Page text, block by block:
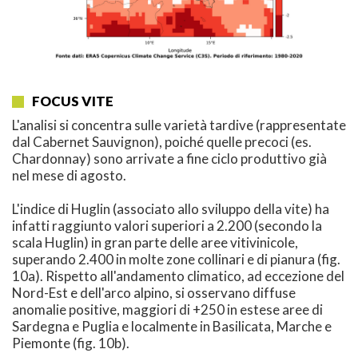
FOCUS VITE
L'analisi si concentra sulle varietà tardive (rappresentate
dal Cabernet Sauvignon), poiché quelle precoci (es.
Chardonnay) sono arrivate a fine ciclo produttivo già
nel mese di agosto.
L'indice di Huglin (associato allo sviluppo della vite) ha
infatti raggiunto valori superiori a 2.200 (secondo la
scala Huglin) in gran parte delle aree vitivinicole,
superando 2.400 in molte zone collinari e di pianura (fig.
10a). Rispetto all'andamento climatico, ad eccezione del
Nord-Est e dell'arco alpino, si osservano diffuse
anomalie positive, maggiori di +250 in estese aree di
Sardegna e Puglia e localmente in Basilicata, Marche e
Piemonte (fig. 10b).